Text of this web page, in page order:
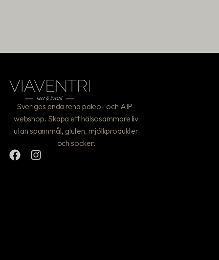
Sveriges enda rena paleo- och AIP-
webshop. Skapa ett hälsosammare liv
utan spannmål, gluten, mjölkprodukter
och socker.